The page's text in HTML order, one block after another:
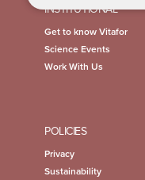
INSTITUTIONAL
Get to know Vitafor
Science Events
Work With Us
POLICIES
Privacy
Sustainability